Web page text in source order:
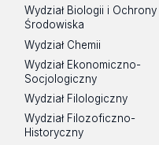
Wydział Biologii i Ochrony
Środowiska
Wydział Chemii
Wydział Ekonomiczno-
Socjologiczny
Wydział Filologiczny
Wydział Filozoficzno-
Historyczny